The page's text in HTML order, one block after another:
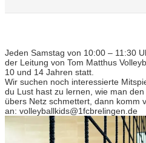
Jeden Samstag von 10:00 – 11:30
der Leitung von Tom Matthus
10 und 14 Jahren statt.
Wir suchen noch interessierte
du Lust hast zu lernen, wie man
übers Netz schmettert, dann komm
an: volleyballkids@1fcbrelingen.de